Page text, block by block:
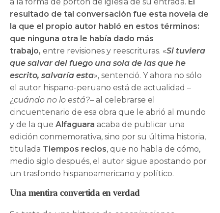
resultado de tal conversación fue esta novela de
la que el propio autor habló en estos términos:
que ninguna otra le había dado más
trabajo, entre revisiones y reescrituras. «Si tuviera
que salvar del fuego una sola de las que he
escrito, salvaría esta», sentenció. Y ahora no sólo
el autor hispano-peruano está de actualidad –
¿cuándo no lo está?– al celebrarse el
cincuentenario de esa obra que le abrió al mundo
y de la queAlfaguara acaba de publicar una
edición conmemorativa, sino por su última historia,
titulada Tiempos recios, que no habla de cómo,
medio siglo después, el autor sigue apostando por
un trasfondo hispanoamericano y político.
Una mentira convertida en verdad